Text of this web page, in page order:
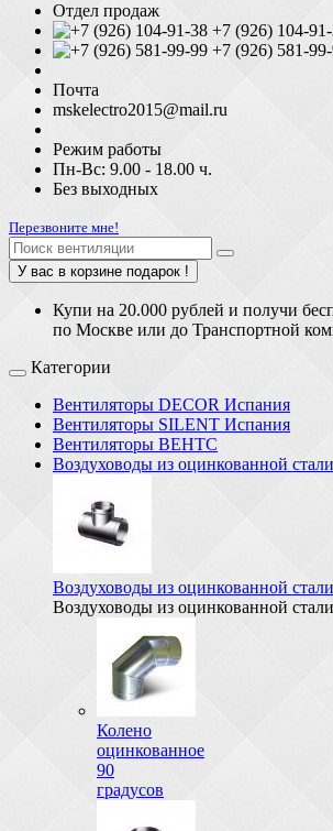
Отдел продаж
+7 (926) 104-
+7 (926) 581-
Почта
mskelectro2015@mail.ru
Режим работы
Пн-Вс: 9.00 - 18.00 ч.
Без выходных
Перезвоните мне!
У вас в корзине подарок !
Купи на 20.000 рублей и получи
по Москве или до Транспортной
Категории
Вентиляторы DECOR Испания
Вентиляторы SILENT Испания
Вентиляторы ВЕНТС
Воздуховоды из оцинкованной стали
Воздуховоды из оцинкованной стали
Воздуховоды из оцинкованной
Колено
оцинкованное
90
градусов